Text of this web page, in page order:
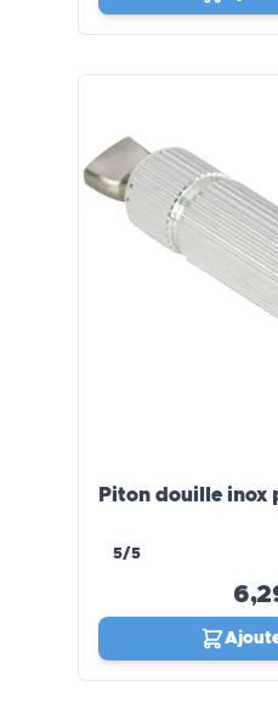
Piton douille inox
5/5